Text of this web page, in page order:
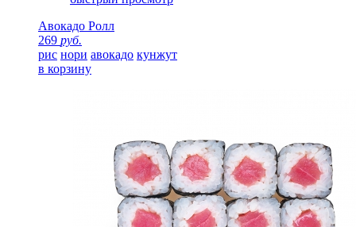
Авокадо Ролл
269 руб.
рис нори авокадо кунжут
в корзину